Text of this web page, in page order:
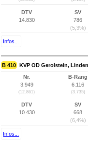
DTV
14.830
SV
786
(5,3%)
Infos...
B 410 KVP OD Gerolstein,
Nr.
3.949
(12.861)
B-Rang
6.116
(3.735)
DTV
10.430
SV
668
(6,4%)
Infos...